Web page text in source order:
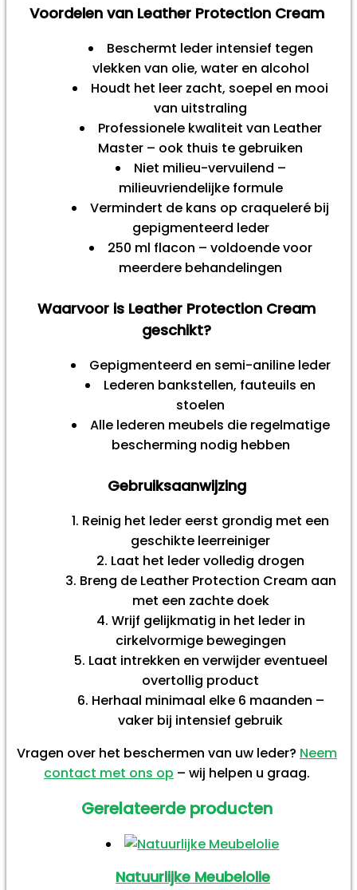
Voordelen van Leather Protection Cream
Beschermt leder intensief tegen
vlekken van olie, water en alcohol
Houdt het leer zacht, soepel en mooi
van uitstraling
Professionele kwaliteit van Leather
Master – ook thuis te gebruiken
Niet milieu-vervuilend –
milieuvriendelijke formule
Vermindert de kans op craqueleré bij
gepigmenteerd leder
250 ml flacon – voldoende voor
meerdere behandelingen
Waarvoor is Leather Protection Cream
geschikt?
Gepigmenteerd en semi-aniline leder
Lederen bankstellen, fauteuils en
stoelen
Alle lederen meubels die regelmatige
bescherming nodig hebben
Gebruiksaanwijzing
Reinig het leder eerst grondig met een
geschikte leerreiniger
Laat het leder volledig drogen
Breng de Leather Protection Cream aan
met een zachte doek
Wrijf gelijkmatig in het leder in
cirkelvormige bewegingen
Laat intrekken en verwijder eventueel
overtollig product
Herhaal minimaal elke 6 maanden –
vaker bij intensief gebruik
Vragen over het beschermen van uw leder? Neem
contact met ons op – wij helpen u graag.
Gerelateerde producten
Natuurlijke Meubelolie